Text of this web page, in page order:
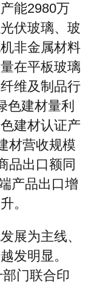
能2980万
伏玻璃、玻
非金属材料
在平板玻璃
维及制品行
色建材量利
建材认证产
材营收规模
品出口额同
产品出口增
。
展为主线、
发明显。
门联合印